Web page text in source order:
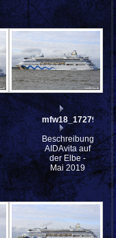
mfw18_172795
Beschreibung:
AIDAvita auf
der Elbe -
Mai 2019